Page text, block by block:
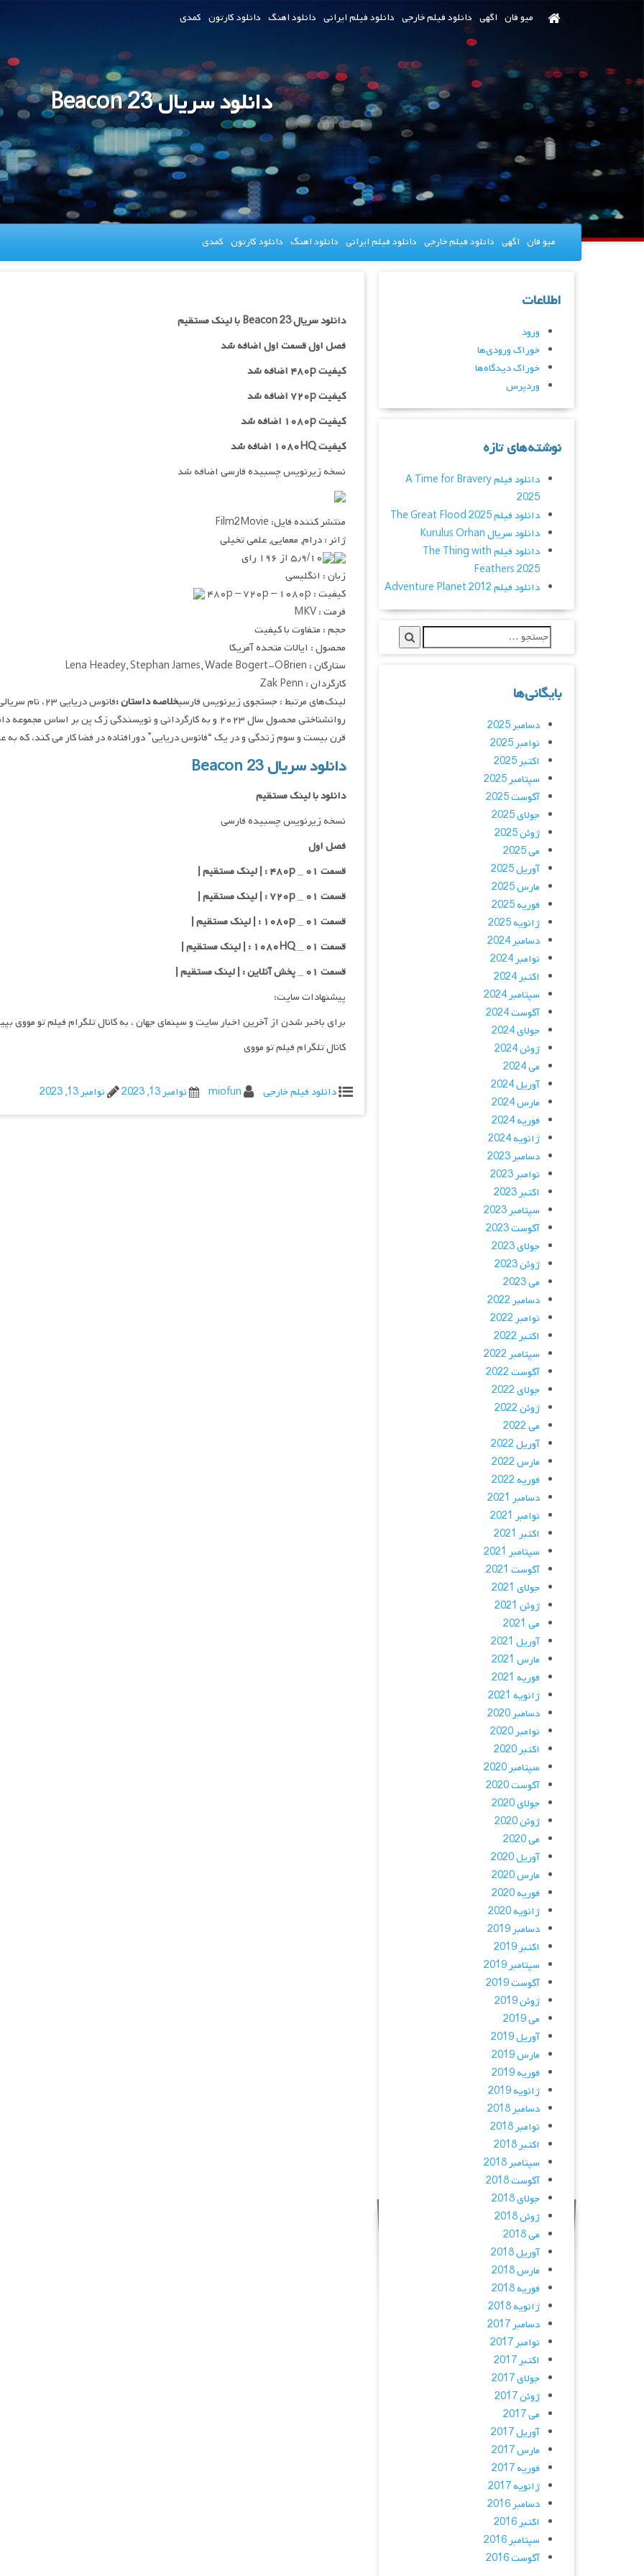
میو فان اگهی دانلود فیلم خارجی دانلود فیلم ایرانی دانلود اهنگ دانلود کارتون کمدی
دانلود سریال Beacon 23
میو فان اگهی دانلود فیلم خارجی دانلود فیلم ایرانی دانلود اهنگ دانلود کارتون کمدی
دانلود سریال Beacon 23 با لینک مستقیم
فصل اول قسمت اول اضافه شد
کیفیت ۴۸۰p اضافه شد
کیفیت ۷۲۰p
اضافه شد
کیفیت ۱۰۸۰p اضافه شد
کیفیت ۱۰۸۰HQ اضافه شد
نسخه زیرنویس چسبیده فارسی اضافه شد
منتشر کننده فایل: Film2Movie
ژانر : درام, معمایی, علمی تخیلی
۵٫۹/۱۰ از ۱۹۶ رای
زبان : انگلیسی
کیفیت : ۴۸۰p – ۷۲۰p – ۱۰۸۰p
فرمت : MKV
حجم : متفاوت با کیفیت
محصول : ایالات متحده آمریکا
ستارگان : Lena Headey, Stephan James, Wade Bogert-OBrien
کارگردان : Zak Penn
لینک‌های مرتبط : جستجوی زیرنویس فارسیخلاصه داستان :
فانوس
روانشناختی محصول سال ۲۰۲۳ و به کارگردانی و نویسندگی زک پن
قرن بیست و سوم زندگی و در یک “فانوس دریایی” دورافتاده در فضا کار می کند، که
دانلود سریال Beacon 23
دانلود با لینک مستقیم
نسخه زیرنویس چسبیده فارسی
فصل اول
قسمت ۰۱ _ ۴۸۰p : | لینک مستقیم |
قسمت ۰۱ _ ۷۲۰p : | لینک مستقیم |
قسمت ۰۱ _ ۱۰۸۰p : | لینک مستقیم |
قسمت ۰۱ _ ۱۰۸۰HQ : | لینک مستقیم |
قسمت ۰۱ _ پخش آنلاین : | لینک مستقیم |
پیشنهادات سایت:
برای باخبر شدن از آخرین اخبار سایت و سینمای جهان ، به کانال تلگرام فیلم تو مووی
کانال تلگرام فیلم تو مووی
دانلود فیلم خارجی miofun نوامبر 13, 2023 نوامبر 13, 2023
اطلاعات
ورود
خوراک ورودی‌ها
خوراک دیدگاه‌ها
وردپرس
نوشته‌های تازه
دانلود فیلم A Time for Bravery
2025
دانلود فیلم The Great Flood 2025
دانلود سریال Kurulus Orhan
دانلود فیلم The Thing with
Feathers 2025
دانلود فیلم Adventure Planet 2012
بایگانی‌ها
دسامبر 2025
نوامبر 2025
اکتبر 2025
سپتامبر 2025
آگوست 2025
جولای 2025
ژوئن 2025
می 2025
آوریل 2025
مارس 2025
فوریه 2025
ژانویه 2025
دسامبر 2024
نوامبر 2024
اکتبر 2024
سپتامبر 2024
آگوست 2024
جولای 2024
ژوئن 2024
می 2024
آوریل 2024
مارس 2024
فوریه 2024
ژانویه 2024
دسامبر 2023
نوامبر 2023
اکتبر 2023
سپتامبر 2023
آگوست 2023
جولای 2023
ژوئن 2023
می 2023
دسامبر 2022
نوامبر 2022
اکتبر 2022
سپتامبر 2022
آگوست 2022
جولای 2022
ژوئن 2022
می 2022
آوریل 2022
مارس 2022
فوریه 2022
دسامبر 2021
نوامبر 2021
اکتبر 2021
سپتامبر 2021
آگوست 2021
جولای 2021
ژوئن 2021
می 2021
آوریل 2021
مارس 2021
فوریه 2021
ژانویه 2021
دسامبر 2020
نوامبر 2020
اکتبر 2020
سپتامبر 2020
آگوست 2020
جولای 2020
ژوئن 2020
می 2020
آوریل 2020
مارس 2020
فوریه 2020
ژانویه 2020
دسامبر 2019
اکتبر 2019
سپتامبر 2019
آگوست 2019
ژوئن 2019
می 2019
آوریل 2019
مارس 2019
فوریه 2019
ژانویه 2019
دسامبر 2018
نوامبر 2018
اکتبر 2018
سپتامبر 2018
آگوست 2018
جولای 2018
ژوئن 2018
می 2018
آوریل 2018
مارس 2018
فوریه 2018
ژانویه 2018
دسامبر 2017
نوامبر 2017
اکتبر 2017
جولای 2017
ژوئن 2017
می 2017
آوریل 2017
مارس 2017
فوریه 2017
ژانویه 2017
دسامبر 2016
اکتبر 2016
سپتامبر 2016
آگوست 2016